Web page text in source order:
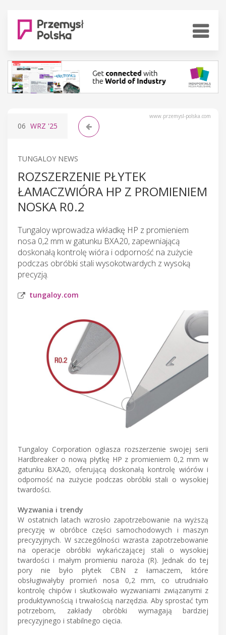
www.przemysl-polska.com
06 WRZ '25
TUNGALOY NEWS
ROZSZERZENIE PŁYTEK
ŁAMACZWIÓRA HP Z PROMIENIEM
NOSKA R0.2
Tungaloy wprowadza wkładkę HP z promieniem
nosa 0,2 mm w gatunku BXA20, zapewniającą
doskonałą kontrolę wióra i odporność na zużycie
podczas obróbki stali wysokotwardych z wysoką
precyzją.
tungaloy.com
Tungaloy Corporation ogłasza rozszerzenie swojej serii
Hardbreaker o nową płytkę HP z promieniem 0,2 mm w
gatunku BXA20, oferującą doskonałą kontrolę wiórów i
odporność na zużycie podczas obróbki stali o wysokiej
twardości.
Wyzwania i trendy
W ostatnich latach wzrosło zapotrzebowanie na wyższą
precyzję w obróbce części samochodowych i maszyn
precyzyjnych. W szczególności wzrasta zapotrzebowanie
na operacje obróbki wykańczającej stali o wysokiej
twardości i małym promieniu naroża (R). Jednak do tej
pory nie było płytek CBN z łamaczem, które
obsługiwałyby promień nosa 0,2 mm, co utrudniało
kontrolę chipów i skutkowało wyzwaniami związanymi z
produktywnością i trwałością narzędzia. Aby sprostać tym
potrzebom, zakłady obróbki wymagają bardziej
precyzyjnego i stabilnego cięcia.